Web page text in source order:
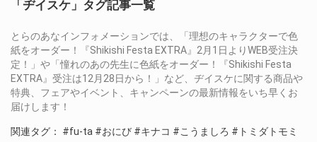
「ヂイスケ」タグ記事一覧
とらのあなインフォメーションでは、「理想のキャラクターで色
紙をオーダー！『Shikishi Festa EXTRA』2月1日よりWEB受注決
定！」や「憧れのあの先生に色紙をオーダー！『Shikishi Festa
EXTRA』受注は12月28日から！」など、ヂイスケに関する商品や
特典、フェアやイベント、キャンペーンの最新情報をいち早くお
届けします！
関連タグ： #fu-ta #おにび #キナコ #こうましろ #トミダトモミ